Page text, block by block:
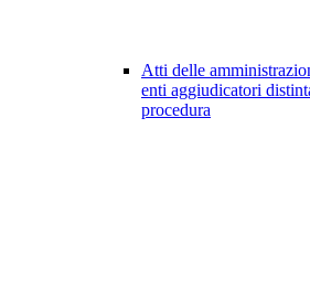
Atti delle
enti aggiudicatori
procedura